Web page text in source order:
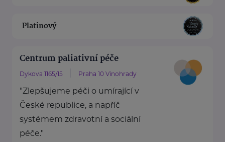
Platinový
Centrum paliativní péče
Dykova 1165/15 Praha 10 Vinohrady
"Zlepšujeme péči o umírající v
České republice, a napříč
systémem zdravotní a sociální
péče."